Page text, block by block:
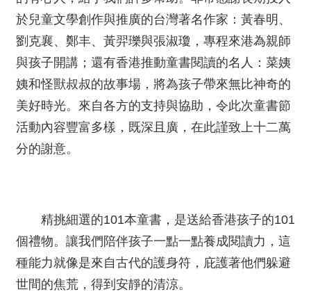
於兒童文學創作與推廣的台灣著名作家：黃春明、
劉克襄、鄭丰、黃羿瓅與張淑瓊，專程來港為親師
與孩子開講；還有香港推動童書閱讀的名人：菜姨
姨和怪獸叔叔的故事場，將為孩子帶來無比神奇的
美好時光。來自各方的支持與協助，令此次童書節
活動內容豐富多樣，既深且廣，在此謹致上十二萬
分的謝意。
精挑細選的101本童書，是送給香港孩子的101
個禮物。讓我們陪伴孩子一點一點養成閱讀力，這
種能力就像是來自古代的護身符，庇護著他們躲避
世間的焦荒，得到安靜的清涼。